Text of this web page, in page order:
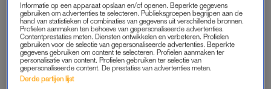
EIGENBELANG
Vijftig procent van de ouders ziet daadwerkelijk dat hun kind
zelf rustig wordt van het gebruik. Maar een groot gedeelte van
de ouders zet digitale media bij hun kinderen vooral in uit
Informatie op een apparaat opslaan en/of openen. Beperkte gegevens
gebruiken om advertenties te selecteren. Publieksgroepen begrijpen aan de
hand van statistieken of combinaties van gegevens uit verschillende bronnen.
Profielen aanmaken ten behoeve van gepersonaliseerde advertenties.
Contentprestaties meten. Diensten ontwikkelen en verbeteren. Profielen
gebruiken voor de selectie van gepersonaliseerde advertenties. Beperkte
gegevens gebruiken om content te selecteren. Profielen aanmaken ter
personalisatie van content. Profielen gebruiken ter selectie van
gepersonaliseerde content. De prestaties van advertenties meten.
Derde partijen lijst